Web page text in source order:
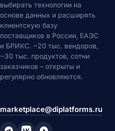
выбирать технологии на
основе данных и расширять
клиентскую базу
поставщиков в России, ЕАЭС
и БРИКС. ~20 тыс. вендоров,
~30 тыс. продуктов, сотни
заказчиков – открыты и
регулярно обновляются.
marketplace@diplatforms.ru